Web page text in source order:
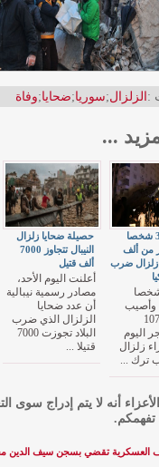
: الزلزال;سوريا;ضحايا;وفاة
...
حصيلة ضحايا زلزال
النيبال تتجاوز 7000
ألف قتيل
أعلنت اليوم الأحد،
مصادر رسمية نيبالية
أن عدد ضحايا
الزلزال الذي ضرب
البلاد تجوزت 7000
قتيلا ...
مصرع 313 شخصا
من ألف
زلزال ضرب
313 شخصا
وأصيب
من 1079
اليوم
زلزال
ترك ...
أنه لا يتم إدراج سوى